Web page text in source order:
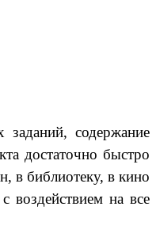
заданий, содержание
достаточно быстро
в библиотеку, в кино
воздействием на все